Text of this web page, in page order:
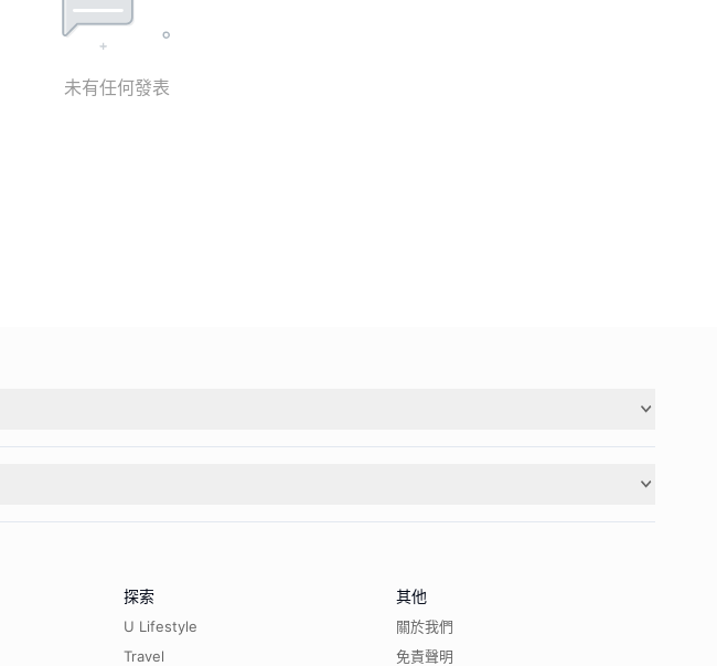
未有任何發表
探索
U Lifestyle
Travel
其他
關於我們
免責聲明